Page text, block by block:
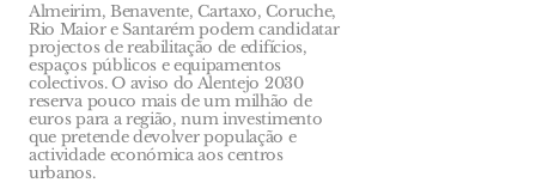
Almeirim, Benavente, Cartaxo, Coruche,
Rio Maior e Santarém podem candidatar
projectos de reabilitação de edifícios,
espaços públicos e equipamentos
colectivos. O aviso do Alentejo 2030
reserva pouco mais de um milhão de
euros para a região, num investimento
que pretende devolver população e
actividade económica aos centros
urbanos.